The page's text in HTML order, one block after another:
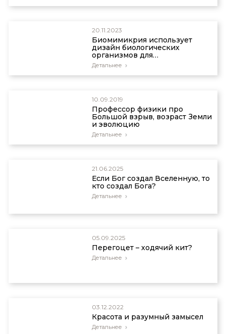
20.11.2023
Биомимикрия использует
дизайн биологических
организмов для
совершенствования
человеческих технологий
Детальнее
10.09.2019
Профессор физики про
Большой взрыв, возраст Земли
и эволюцию
Детальнее
21.06.2025
Если Бог создал Вселенную, то
кто создал Бога?
Детальнее
05.09.2025
Перегоцет – ходячий кит?
Детальнее
03.12.2022
Красота и разумный замысел
Детальнее